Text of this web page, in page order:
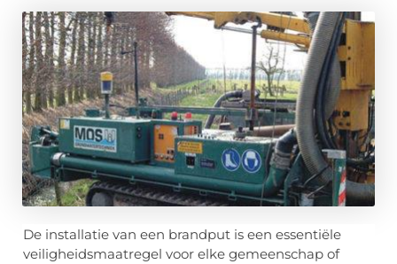
De installatie van een brandput is een essentiële
veiligheidsmaatregel voor elke gemeenschap of